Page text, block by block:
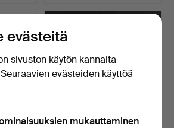
evästeitä
sivuston käytön kannalta
evästeiden käyttöä
mukauttaminen